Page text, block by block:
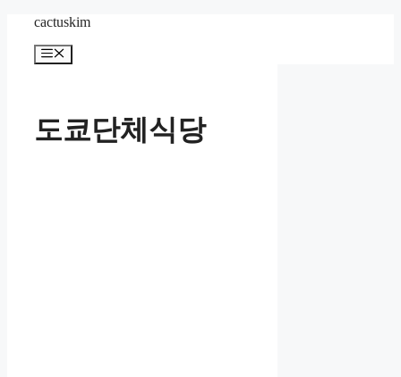
content
cactuskim
Menu
도쿄단체식당